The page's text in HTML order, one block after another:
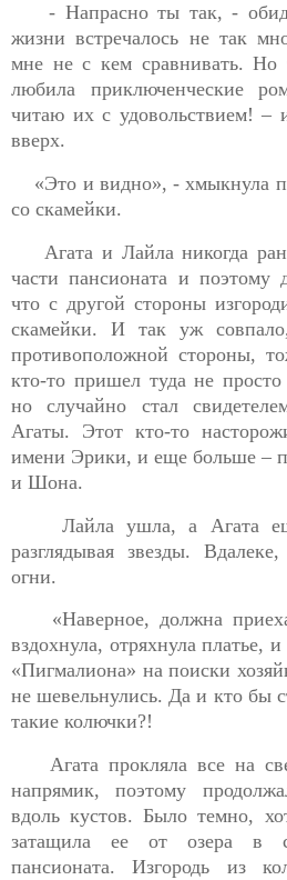
- Напрасно ты так, -
жизни встречалось не так
мне не с кем сравнивать. Но
любила приключенческие
читаю их с удовольствием! –
вверх.
«Это и видно», - хмыкнула
со скамейки.
Агата и Лайла никогда
части пансионата и поэтому
что с другой стороны
скамейки. И так уж
противоположной стороны,
кто-то пришел туда не
но случайно стал
Агаты. Этот кто-то
имени Эрики, и еще больше –
и Шона.
Лайла ушла, а Агата
разглядывая звезды.
огни.
«Наверное, должна
вздохнула, отряхнула платье,
«Пигмалиона» на поиски
не шевельнулись. Да и кто бы
такие колючки?!
Агата прокляла все на
напрямик, поэтому
вдоль кустов. Было темно,
затащила ее от озера в
пансионата. Изгородь из